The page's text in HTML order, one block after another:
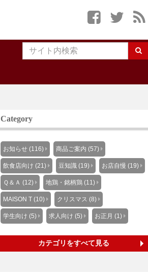
Category
お知らせ (116) 商品ご案内 (57)
飲食店向け (21) 豆知識 (19) お店自慢 (19)
Ｑ＆Ａ (12) 地鶏・銘柄鶏 (11)
MAISON T (10) クリスマス (8)
学生向け (5) 求人向け (5) お正月 (1)
カテゴリをすべて見る